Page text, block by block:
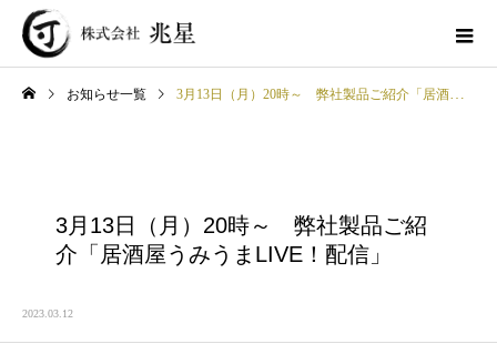
お知らせ一覧 3月13日（月）20時～ 弊社製品ご紹介「居酒屋うみうまLIVE！配信」
3月13日（月）20時～ 弊社製品ご紹
介「居酒屋うみうまLIVE！配信」
2023.03.12